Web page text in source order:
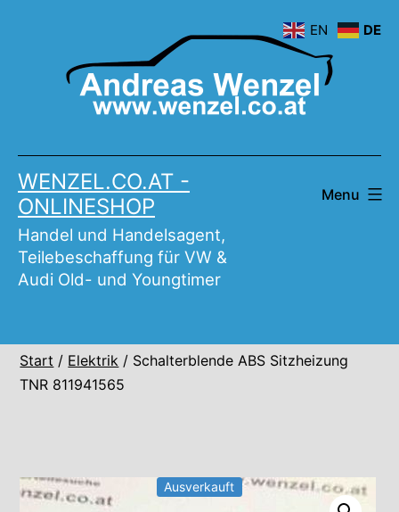
WENZEL.CO.AT -
ONLINESHOP
Handel und Handelsagent,
Teilebeschaffung für VW &
Audi Old- und Youngtimer
Menu
Start / Elektrik / Schalterblende ABS Sitzheizung
TNR 811941565
Ausverkauft
EN DE